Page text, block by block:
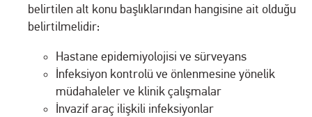
belirtilen alt konu başlıklarından hangisine ait olduğu
belirtilmelidir:
Hastane epidemiyolojisi ve sürveyans
İnfeksiyon kontrolü ve önlenmesine yönelik
müdahaleler ve klinik çalışmalar
İnvazif araç ilişkili infeksiyonlar